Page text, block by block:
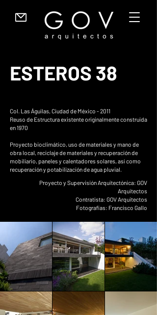
ESTEROS 38
Col. Las Águilas, Ciudad de México - 2011
Reuso de Estructura existente originalmente construida
en 1970
Proyecto bioclimático, uso de materiales y mano de
obra local, reciclaje de materiales y recuperación de
mobiliario, paneles y calentadores solares, así como
recuperación y potabilización de agua pluvial.
Proyecto y Supervisión Arquitectónica: GOV
Arquitectos
Contratista: GOV Arquitectos
Fotografías: Francisco Gallo